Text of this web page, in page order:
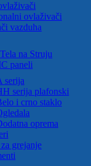
ovlaživači
vazduha
na Struju
paneli
serija
serija plafonski
i crno staklo
oprema
grejanje